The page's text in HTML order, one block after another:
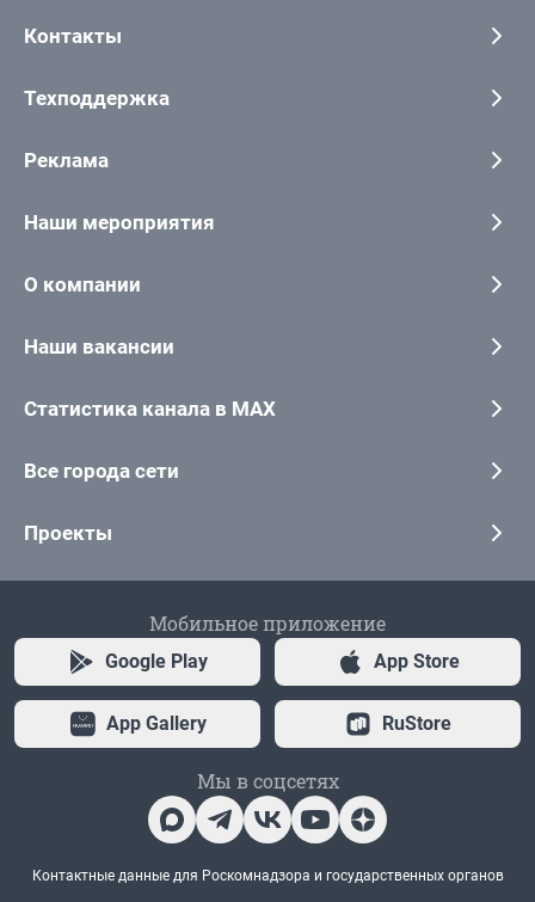
Контакты
Техподдержка
Реклама
Наши мероприятия
О компании
Наши вакансии
Статистика канала в MAX
Все города сети
Проекты
Мобильное приложение
Google Play App Store
App Gallery RuStore
Мы в соцсетях
Контактные данные для Роскомнадзора и государственных органов